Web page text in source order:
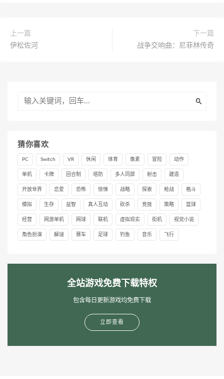
上一篇
伊松佐河
下一篇
战争交响曲：尼菲林传奇
猜你喜欢
PC Switch VR 休闲 体育 像素 冒险 动作
单机 卡牌 回合制 塔防 多人同屏 射击 建造
开放世界 恋爱 恐怖 惊悚 战略 探索 枪战 格斗
模拟 生存 益智 真人互动 砍杀 竞技 策略 篮球
经营 网游单机 网球 联机 虚拟现实 街机 视觉小说
角色扮演 解谜 赛车 足球 钓鱼 音乐 飞行
全站游戏免费下载特权
包含每日更新游戏均免费下载
立即查看